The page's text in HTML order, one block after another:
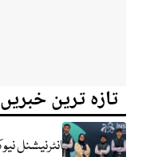
تازہ ترین خبریں